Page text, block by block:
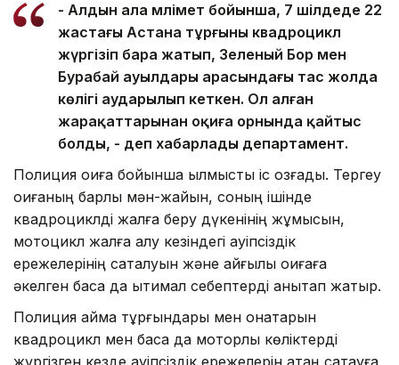
- Алдын ала мәлімет бойынша, 7 шілдеде 22
жастағы Астана тұрғыны квадроцикл
жүргізіп бара жатып, Зеленый Бор мен
Бурабай ауылдары арасындағы тас жолда
көлігі аударылып кеткен. Ол алған
жарақаттарынан оқиға орнында қайтыс
болды, - деп хабарлады департамент.
Полиция оқиға бойынша қылмыстық іс қозғады. Тергеу
оқиғаның барлық мән-жайын, соның ішінде
квадроциклді жалға беру дүкенінің жұмысын,
мотоцикл жалға алу кезіндегі қауіпсіздік
ережелерінің сақталуын және қайғылы оқиғаға
әкелген басқа да ықтимал себептерді анықтап жатыр.
Полиция аймақ тұрғындары мен қонақтарын
квадроцикл мен басқа да моторлы көліктерді